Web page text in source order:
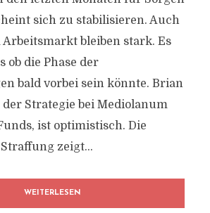
sich zu stabilisieren. Auch
Arbeitsmarkt bleiben stark. Es
ob die Phase der
bald vorbei sein könnte. Brian
der Strategie bei Mediolanum
ist optimistisch. Die
zeigt...
WEITERLESEN